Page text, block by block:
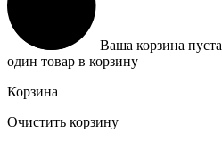
Ваша корзина пуста
один товар в корзину
Корзина
Очистить корзину